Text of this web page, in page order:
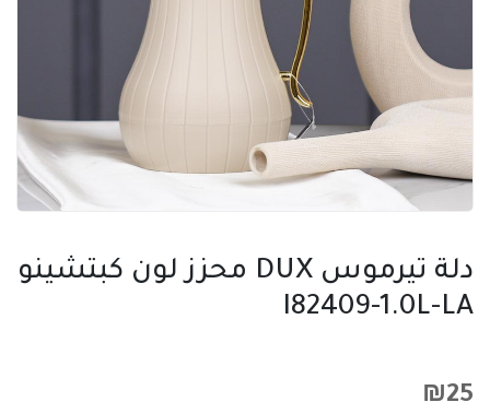
دلة تيرموس DUX محزز لون كبتشينو
I82409-1.0L-LA
₪25